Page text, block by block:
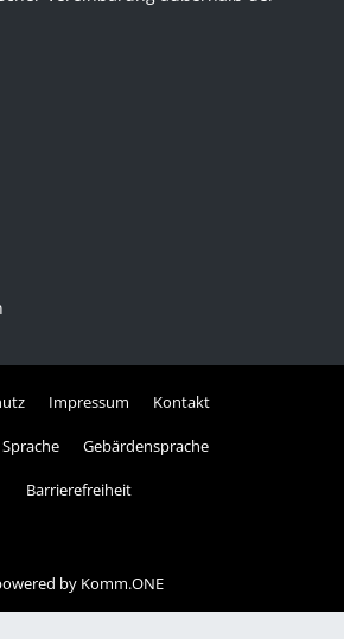
Impressum Kontakt
Gebärdensprache
Barrierefreiheit
by Komm.ONE